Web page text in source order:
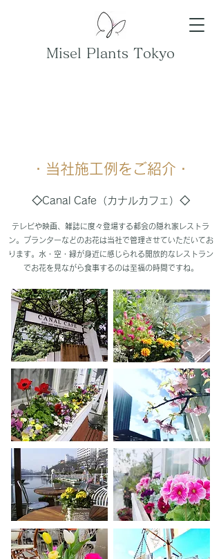
Misel Plants Tokyo
・当社施工例をご紹介・
◇Canal Cafe（カナルカフェ）◇
テレビや映画、雑誌に度々登場する都会の隠れ家レストラ
ン。プランターなどのお花は当社で管理させていただいてお
ります。水・空・緑が身近に感じられる開放的なレストラン
でお花を見ながら食事するのは至福の時間ですね。